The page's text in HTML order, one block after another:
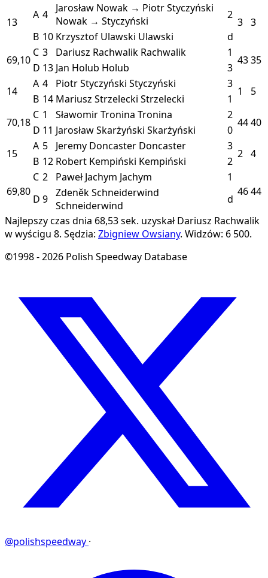
13
A 4
Jarosław Nowak → Piotr Styczyński
Nowak → Styczyński
2
3 3
B 10 Krzysztof Ulawski Ulawski
d
69,10
C 3 Dariusz Rachwalik Rachwalik 1
4335
D 13 Jan Holub Holub
3
14
A 4 Piotr Styczyński Styczyński 3
1 5
B 14 Mariusz Strzelecki Strzelecki
1
70,18
C 1 Sławomir Tronina Tronina 2
4440
D 11 Jarosław Skarżyński Skarżyński
0
15
A 5 Jeremy Doncaster Doncaster 3
2 4
B 12 Robert Kempiński Kempiński 2
69,80
C 2 Paweł Jachym Jachym
1
4644
D 9 Zdeněk Schneiderwind
Schneiderwind
d
Najlepszy czas dnia 68,53 sek. uzyskał Dariusz Rachwalik
w wyścigu 8. Sędzia: Zbigniew Owsiany. Widzów: 6 500.
©1998 - 2026 Polish Speedway Database
@polishspeedway ·